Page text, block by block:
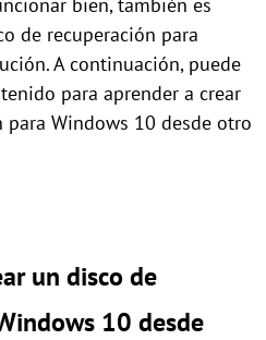
de recuperación para
A continuación, puede
para aprender a crear
Windows 10 desde otro
un disco de
10 desde